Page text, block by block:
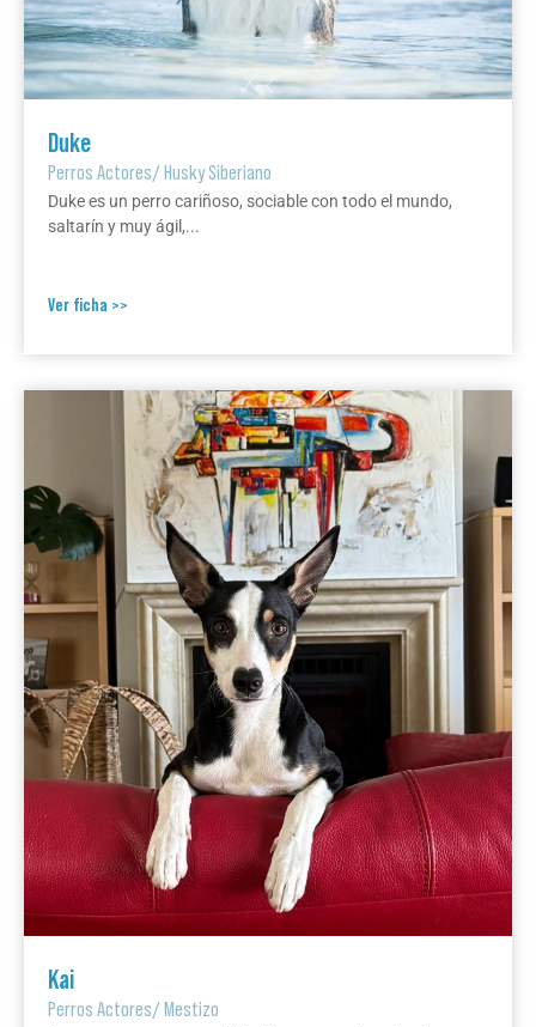
Duke
Perros Actores/Husky Siberiano
Duke es un perro cariñoso, sociable con todo el mundo,
saltarín y muy ágil,...
Ver ficha >>
Kai
Perros Actores/Mestizo